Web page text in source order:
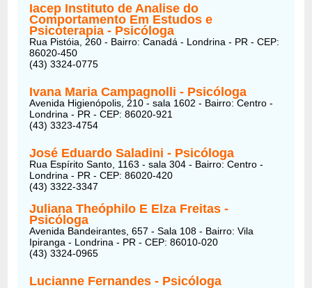
Iacep Instituto de Analise do
Comportamento Em Estudos e
Psicoterapia- Psicóloga
Rua Pistóia, 260 - Bairro: Canadá - Londrina - PR - CEP:
86020-450
(43) 3324-0775
Ivana Maria Campagnolli - Psicóloga
Avenida Higienópolis, 210 - sala 1602 - Bairro: Centro -
Londrina - PR - CEP: 86020-921
(43) 3323-4754
José Eduardo Saladini - Psicóloga
Rua Espírito Santo, 1163 - sala 304 - Bairro: Centro -
Londrina - PR - CEP: 86020-420
(43) 3322-3347
Juliana Theóphilo E Elza Freitas -
Psicóloga
Avenida Bandeirantes, 657 - Sala 108 - Bairro: Vila
Ipiranga - Londrina - PR - CEP: 86010-020
(43) 3324-0965
Lucianne Fernandes - Psicóloga